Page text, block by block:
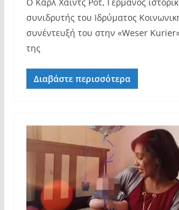
συνιδρυτής του Ιδρύματος
συνέντευξή του στην «Weser
της
Διαβάστε περισσότερα